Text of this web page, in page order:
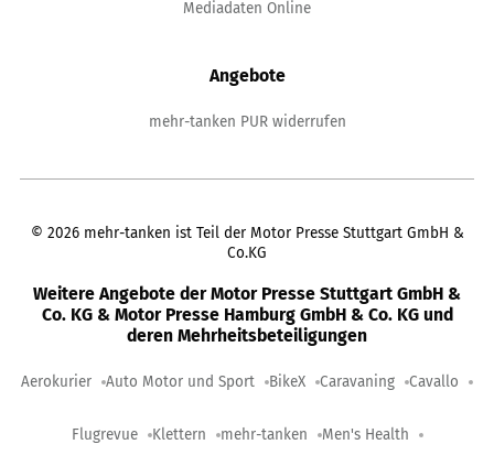
Mediadaten Online
Angebote
mehr-tanken PUR widerrufen
© 2026 mehr-tanken ist Teil der Motor Presse Stuttgart GmbH &
Co.KG
Weitere Angebote der Motor Presse Stuttgart GmbH &
Co. KG & Motor Presse Hamburg GmbH & Co. KG und
deren Mehrheitsbeteiligungen
Aerokurier Auto Motor und Sport BikeX Caravaning Cavallo
Flugrevue Klettern mehr-tanken Men's Health